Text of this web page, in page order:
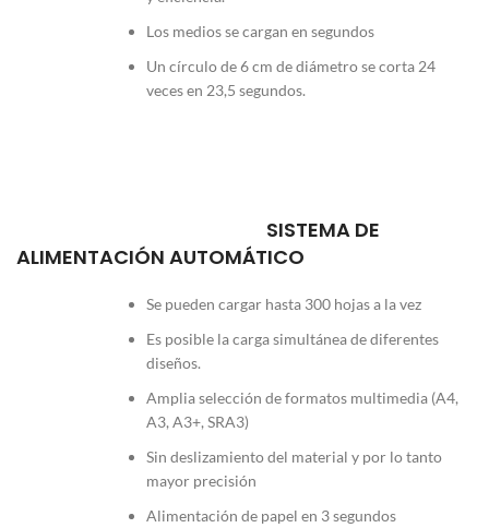
Los medios se cargan en segundos
Un círculo de 6 cm de diámetro se corta 24
veces en 23,5 segundos.
SISTEMA DE
ALIMENTACIÓN AUTOMÁTICO
Se pueden cargar hasta 300 hojas a la vez
Es posible la carga simultánea de diferentes
diseños.
Amplia selección de formatos multimedia (A4,
A3, A3+, SRA3)
Sin deslizamiento del material y por lo tanto
mayor precisión
Alimentación de papel en 3 segundos